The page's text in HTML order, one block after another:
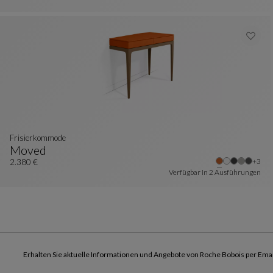
Moved
Frisierkommode
Siehe Vollständige Beschreibung
Frisierkommode
2.380 € +3
Verfügbar in 2 Ausführungen
Erhalten Sie aktuelle Informationen und Angebote von Roche Bobois per